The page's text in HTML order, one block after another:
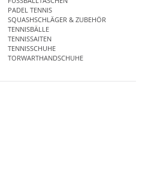
PADEL TENNIS
SQUASHSCHLÄGER & ZUBEHÖR
TENNISBÄLLE
TENNISSAITEN
TENNISSCHUHE
TORWARTHANDSCHUHE